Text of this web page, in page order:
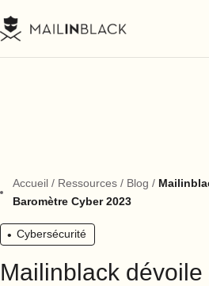
Accueil / Ressources / Blog /
Baromètre Cyber 2023
Cybersécurité
Mailinblack dévoile